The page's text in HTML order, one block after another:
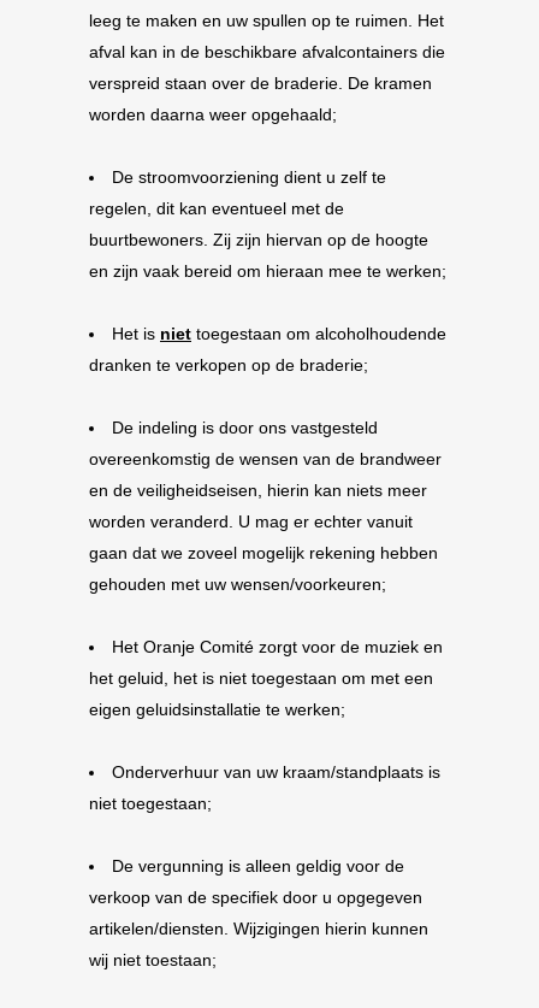
leeg te maken en uw spullen op te ruimen. Het
afval kan in de beschikbare afvalcontainers die
verspreid staan over de braderie. De kramen
worden daarna weer opgehaald;
De stroomvoorziening dient u zelf te
regelen, dit kan eventueel met de
buurtbewoners. Zij zijn hiervan op de hoogte
en zijn vaak bereid om hieraan mee te werken;
Het is niet toegestaan om alcoholhoudende
dranken te verkopen op de braderie;
De indeling is door ons vastgesteld
overeenkomstig de wensen van de brandweer
en de veiligheidseisen, hierin kan niets meer
worden veranderd. U mag er echter vanuit
gaan dat we zoveel mogelijk rekening hebben
gehouden met uw wensen/voorkeuren;
Het Oranje Comité zorgt voor de muziek en
het geluid, het is niet toegestaan om met een
eigen geluidsinstallatie te werken;
Onderverhuur van uw kraam/standplaats is
niet toegestaan;
De vergunning is alleen geldig voor de
verkoop van de specifiek door u opgegeven
artikelen/diensten. Wijzigingen hierin kunnen
wij niet toestaan;